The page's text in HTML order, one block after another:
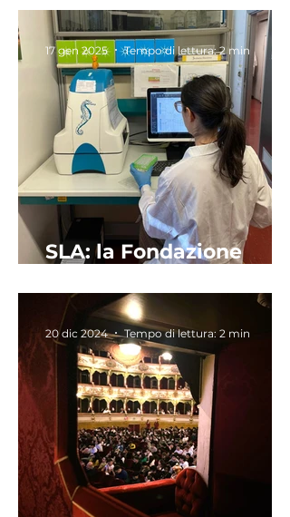
DIVENTA ARTE
SLA: la Fondazione
17 gen 2025 Tempo di lettura: 2 min
20 dic 2024 Tempo di lettura: 2 min